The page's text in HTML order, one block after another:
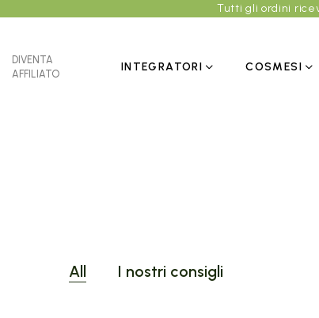
Tutti gli ordini
DIVENTA
AFFILIATO
INTEGRATORI COSMESI
All I nostri consigli